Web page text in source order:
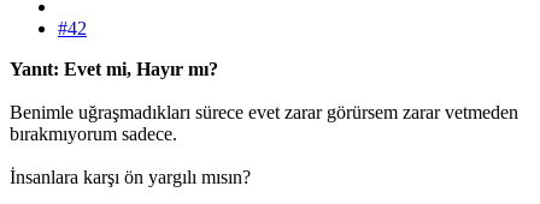
#42
Yanıt: Evet mi, Hayır mı?
Benimle uğraşmadıkları sürece evet zarar görürsem zarar vetmeden
bırakmıyorum sadece.
İnsanlara karşı ön yargılı mısın?